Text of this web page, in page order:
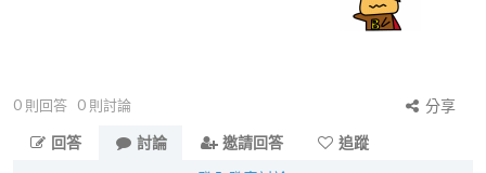
0 則回答 0 則討論
分享
回答
討論 邀請回答
追蹤